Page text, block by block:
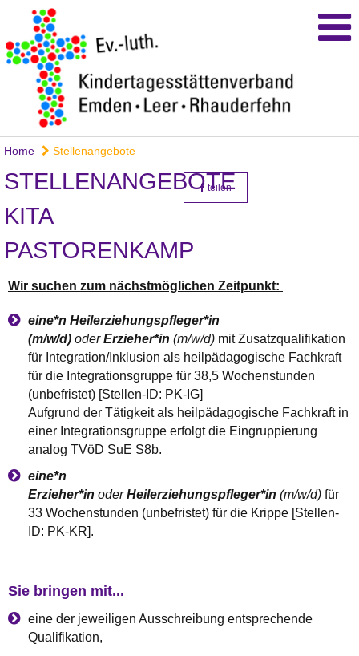
Home Stellenangebote
STELLENANGEBOTE
KITA
PASTORENKAMP
teilen
Wir suchen zum nächstmöglichen Zeitpunkt:
eine*n Heilerziehungspfleger*in
(m/w/d) oderErzieher*in (m/w/d) mit Zusatzqualifikation
für Integration/Inklusion als heilpädagogische Fachkraft
für die Integrationsgruppe für 38,5 Wochenstunden
(unbefristet) [Stellen-ID: PK-IG]
Aufgrund der Tätigkeit als heilpädagogische Fachkraft in
einer Integrationsgruppe erfolgt die Eingruppierung
analog TVöD SuE S8b.
eine*n
Erzieher*in oderHeilerziehungspfleger*in (m/w/d) für
33 Wochenstunden (unbefristet) für die Krippe [Stellen-
ID: PK-KR].
Sie bringen mit...
eine der jeweiligen Ausschreibung entsprechende
Qualifikation,